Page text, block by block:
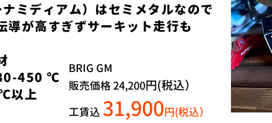
ミディアム）はセミメタルなので
導が高すぎずサーキット走行も
450 ℃
以上
BRIG GM
販売価格24,200円(税込）
工賃込 31,900円(税込）